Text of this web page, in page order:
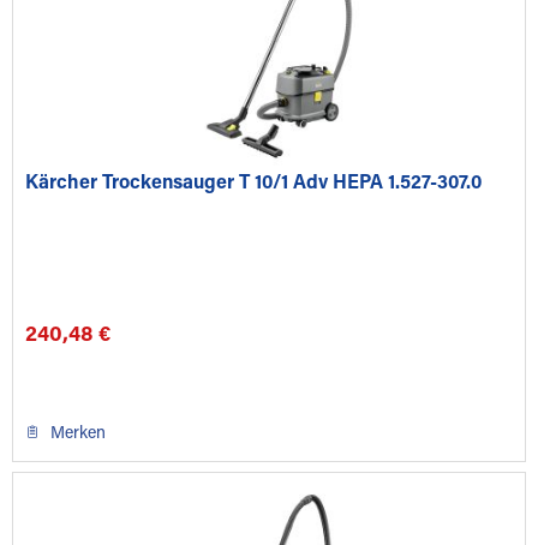
Kärcher Trockensauger T 10/1 Adv HEPA 1.527-307.0
240,48 €
Merken